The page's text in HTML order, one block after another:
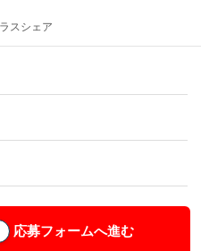
スシェア
応募フォームへ進む